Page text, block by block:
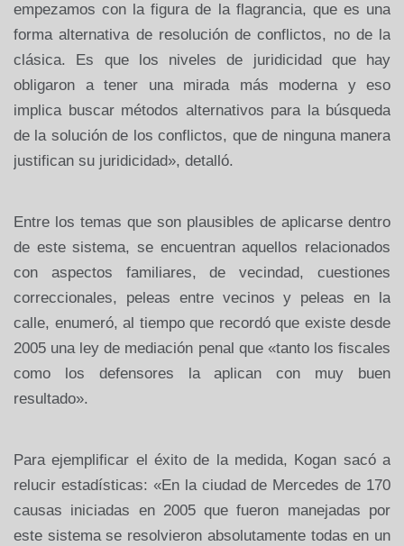
empezamos con la figura de la flagrancia, que es una
forma alternativa de resolución de conflictos, no de la
clásica. Es que los niveles de juridicidad que hay
obligaron a tener una mirada más moderna y eso
implica buscar métodos alternativos para la búsqueda
de la solución de los conflictos, que de ninguna manera
justifican su juridicidad», detalló.
Entre los temas que son plausibles de aplicarse dentro
de este sistema, se encuentran aquellos relacionados
con aspectos familiares, de vecindad, cuestiones
correccionales, peleas entre vecinos y peleas en la
calle, enumeró, al tiempo que recordó que existe desde
2005 una ley de mediación penal que «tanto los fiscales
como los defensores la aplican con muy buen
resultado».
Para ejemplificar el éxito de la medida, Kogan sacó a
relucir estadísticas: «En la ciudad de Mercedes de 170
causas iniciadas en 2005 que fueron manejadas por
este sistema se resolvieron absolutamente todas en un